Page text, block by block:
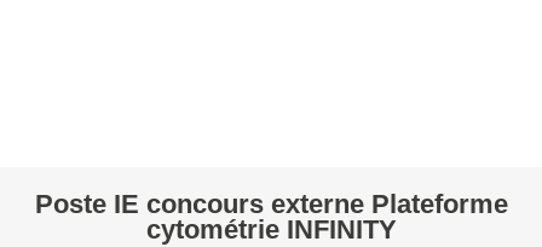
Poste IE concours externe Plateforme
cytométrie INFINITY